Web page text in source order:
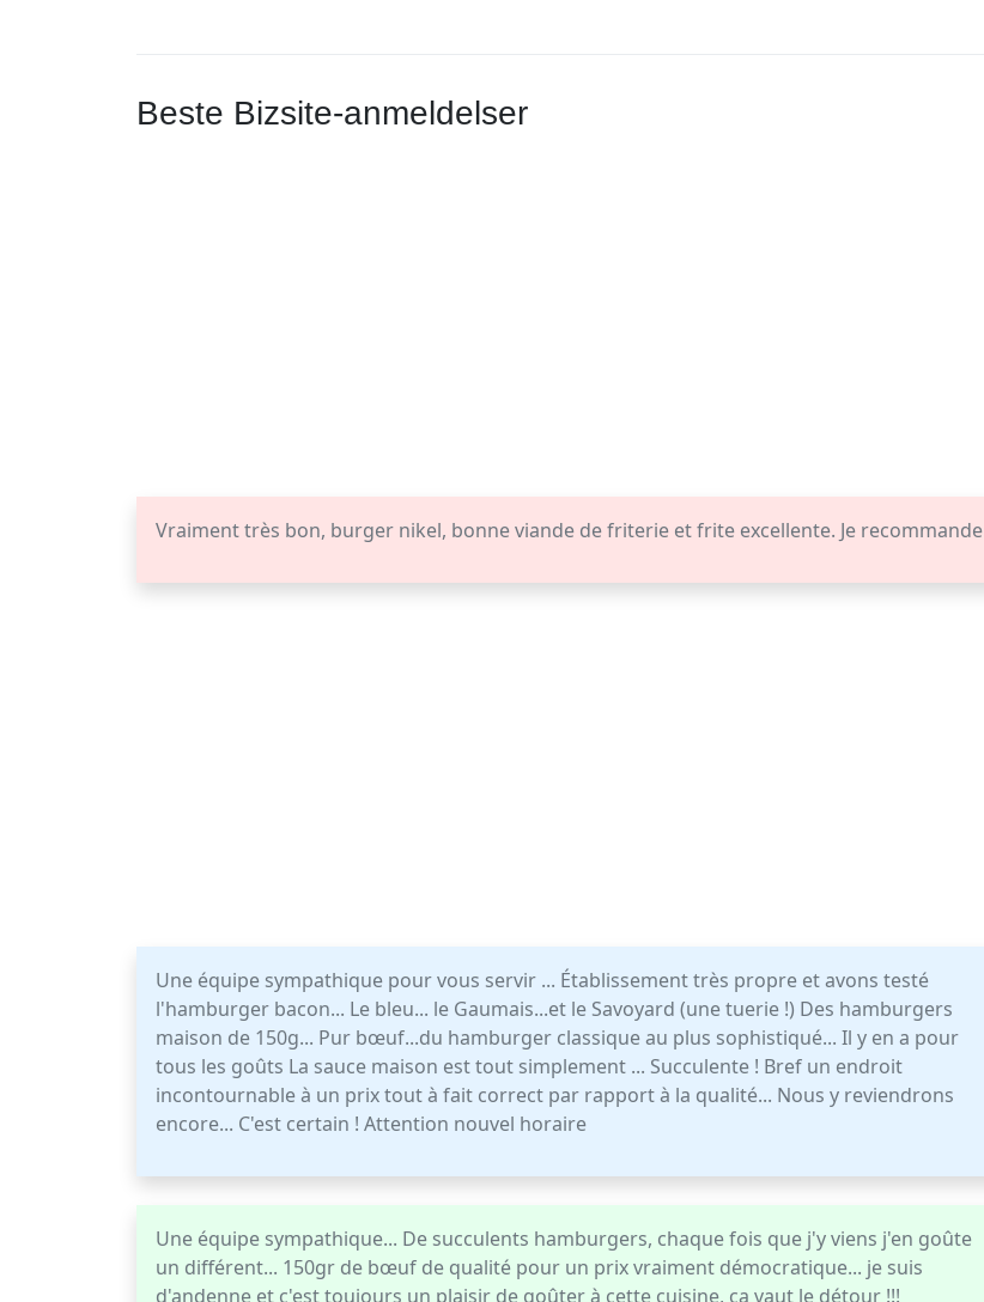
Beste Bizsite-anmeldelser
Vraiment très bon, burger nikel, bonne viande de friterie et frite excellente. Je recommande
Une équipe sympathique pour vous servir ... Établissement très propre et avons testé
l'hamburger bacon... Le bleu... le Gaumais...et le Savoyard (une tuerie !) Des hamburgers
maison de 150g... Pur bœuf...du hamburger classique au plus sophistiqué... Il y en a pour
tous les goûts La sauce maison est tout simplement ... Succulente ! Bref un endroit
incontournable à un prix tout à fait correct par rapport à la qualité... Nous y reviendrons
encore... C'est certain ! Attention nouvel horaire
Une équipe sympathique... De succulents hamburgers, chaque fois que j'y viens j'en goûte
un différent... 150gr de bœuf de qualité pour un prix vraiment démocratique... je suis
d'andenne et c'est toujours un plaisir de goûter à cette cuisine, ça vaut le détour !!!